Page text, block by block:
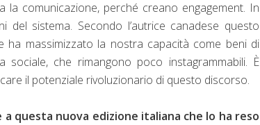
comunicazione, perché creano engagement. In
sistema. Secondo l’autrice canadese questo
massimizzato la nostra capacità come beni di
che rimangono poco instagrammabili. È
il potenziale rivoluzionario di questo discorso.
a questa nuova edizione italiana che lo ha reso